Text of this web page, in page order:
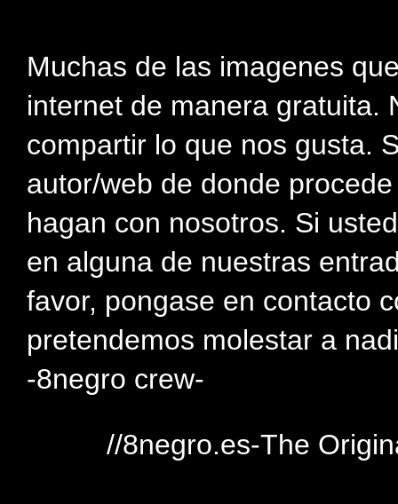
Muchas de las imagenes
internet de manera gratuita.
compartir lo que nos gusta.
autor/web de donde
hagan con nosotros. Si
en alguna de nuestras
favor, pongase en contacto
pretendemos molestar a
-8negro crew-
//8negro.es-The